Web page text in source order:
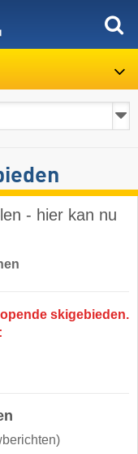
- hier kan nu
skigebieden.